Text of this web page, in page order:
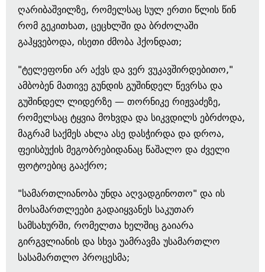
ღარიბაშვილზე, რომელსაც სულ ერთი წლის წინ
რომ გეკითხათ, ცეცხლში და ბრძოლაში
გაჰყვებოდა, ისეთი ძმობა ჰქონდათ;
"ტელეფონი არ აქვს და ვერ ვუკავშირდებითო,"
ამბობენ მათივე გუნდის გუშინდელ წევრსა და
გუშინდელ ლიდერზე — თორნიკე რიჟვაძეზე,
რომელსაც ტყვია მოხვდა და სიკვდილს ებრძოდა,
მაგრამ საქმეს ახლა ასე დასჭირდა და დროა,
ფეისბუქის მეგობრებიდანაც წაშალო და ძველი
ფოტოებიც გააქრო;
"სამართლიანობა უნდა აღვადგინოთო" და ის
მოსამართლეები გადაიყვანეს საკუთარ
სამსახურში, რომელთა ხელშიც გაიარა
გირგვლიანის და სხვა უამრავმა უსამართლო
სასამართლო პროცესმა;